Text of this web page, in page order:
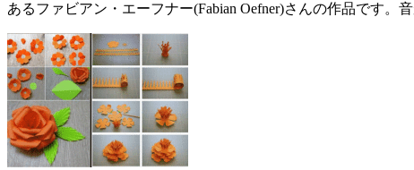
あるファビアン・エーフナー(Fabian Oefner)さんの作品です